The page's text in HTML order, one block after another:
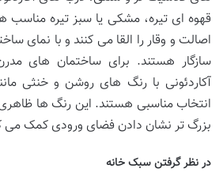
قهوه ای تیره، مشکی یا سبز تیره
اصالت و وقار را القا می کنند و با نمای
سازگار هستند. برای ساختمان های
آکاردئونی با رنگ های روشن و خنثی
انتخاب مناسبی هستند. این رنگ ها
بزرگ تر نشان دادن فضای ورودی کمک می
در نظر گرفتن سبک خانه